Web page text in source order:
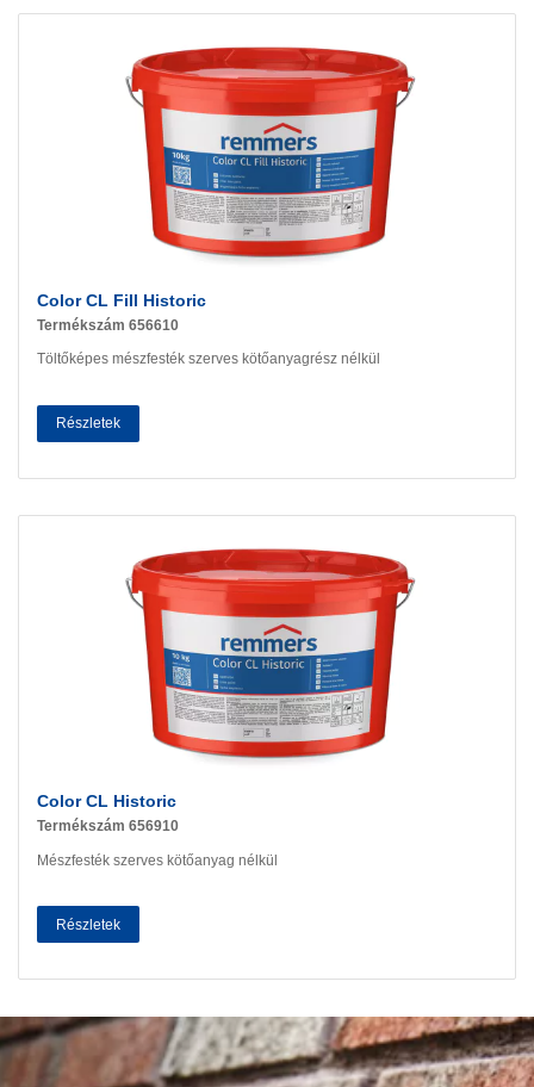
Color CL Fill Historic
Termékszám 656610
Töltőképes mészfesték szerves kötőanyagrész nélkül
Részletek
Color CL Historic
Termékszám 656910
Mészfesték szerves kötőanyag nélkül
Részletek